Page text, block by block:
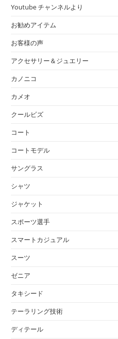
Youtube チャンネルより
お勧めアイテム
お客様の声
アクセサリー＆ジュエリー
カノニコ
カメオ
クールビズ
コート
コートモデル
サングラス
シャツ
ジャケット
スポーツ選手
スマートカジュアル
スーツ
ゼニア
タキシード
テーラリング技術
ディテール